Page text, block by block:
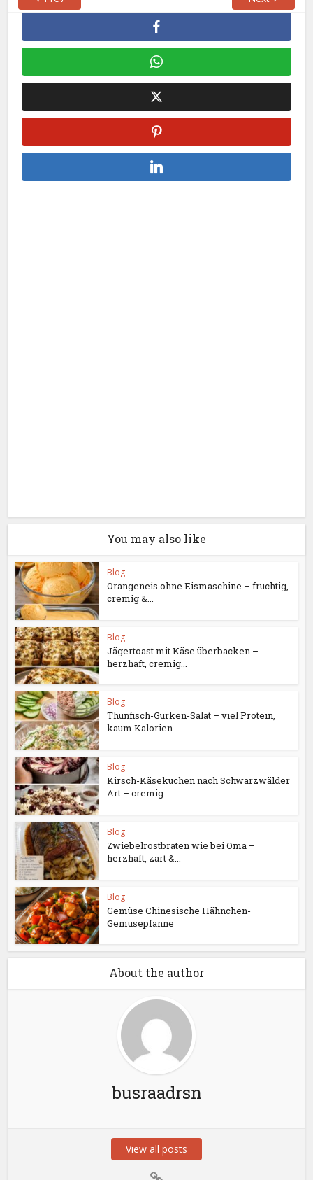
You may also like
Blog
Orangeneis ohne Eismaschine – fruchtig,
cremig &...
Blog
Jägertoast mit Käse überbacken –
herzhaft, cremig...
Blog
Thunfisch-Gurken-Salat – viel Protein,
kaum Kalorien...
Blog
Kirsch-Käsekuchen nach Schwarzwälder
Art – cremig...
Blog
Zwiebelrostbraten wie bei Oma –
herzhaft, zart &...
Blog
Gemüse Chinesische Hähnchen-
Gemüsepfanne
About the author
busraadrsn
View all posts